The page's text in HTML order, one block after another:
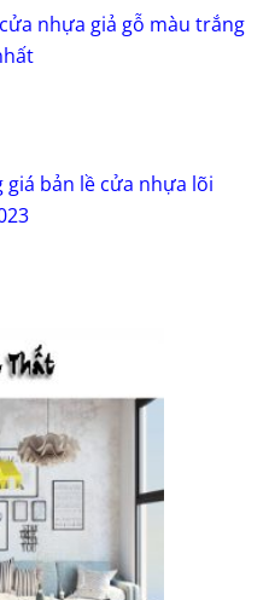
nhựa giả gỗ màu trắng
giá bản lề cửa nhựa lõi